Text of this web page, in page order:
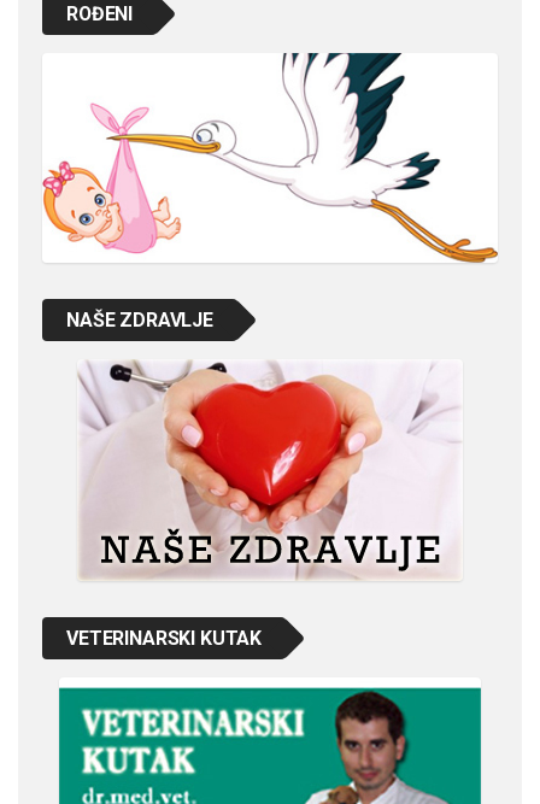
ROĐENI
NAŠE ZDRAVLJE
VETERINARSKI KUTAK